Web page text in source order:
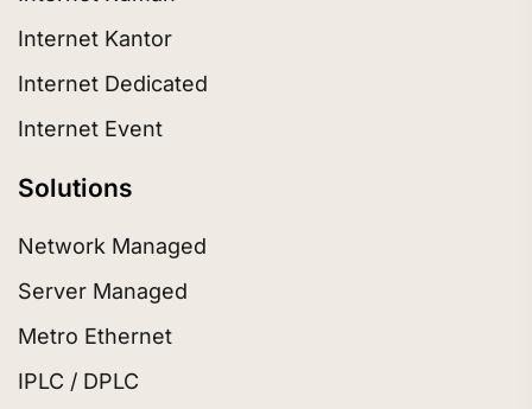
Internet Kantor
Internet Dedicated
Internet Event
Solutions
Network Managed
Server Managed
Metro Ethernet
IPLC / DPLC